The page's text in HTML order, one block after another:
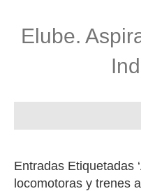
Elube.
Entradas Etiquetadas
locomotoras y trenes